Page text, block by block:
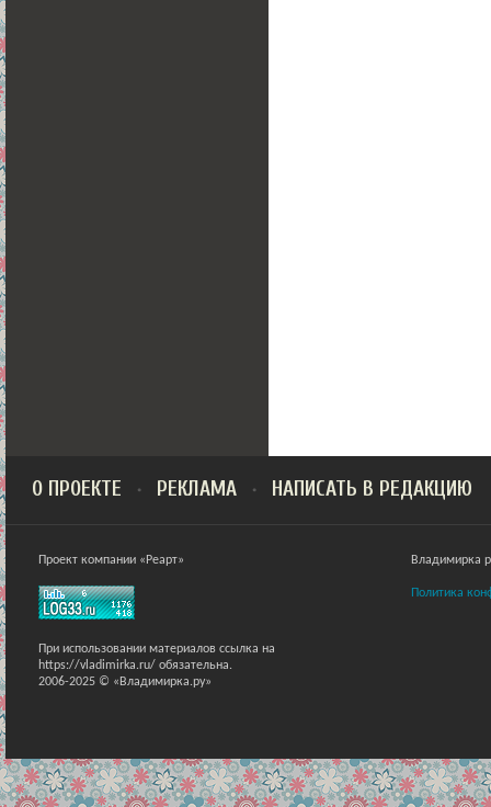
О ПРОЕКТЕ РЕКЛАМА НАПИСАТЬ В РЕДАКЦИЮ
Проект компании «Реарт»
При использовании материалов ссылка на
https://vladimirka.ru/ обязательна.
2006-2025 © «Владимирка.ру»
Владимирка
Политика